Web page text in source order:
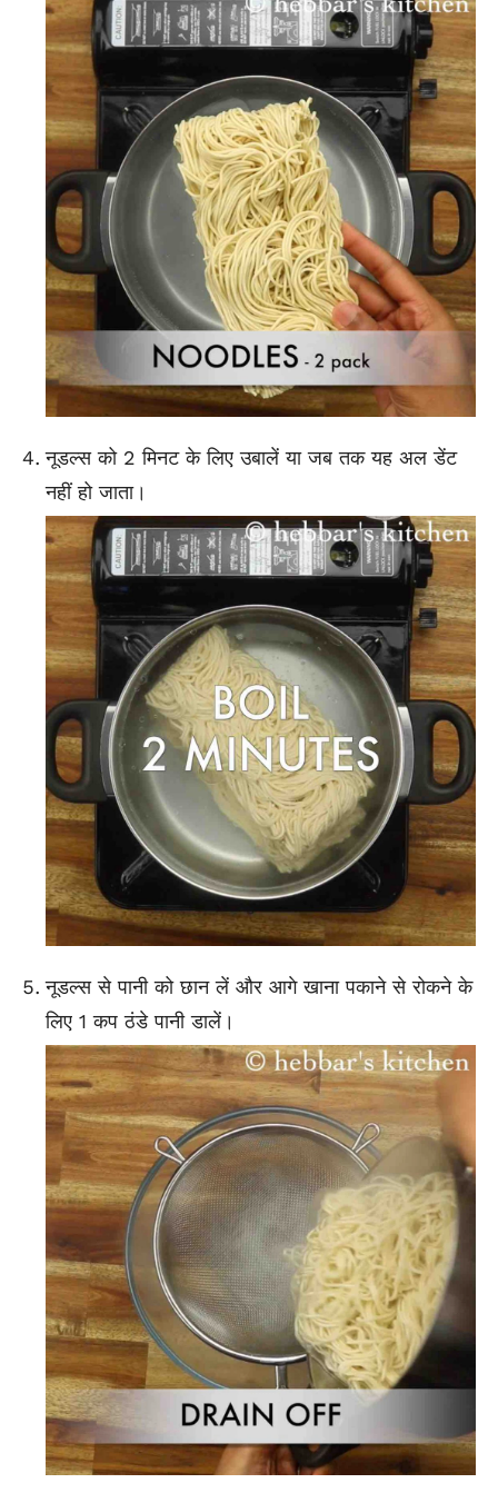
नूडल्स को 2 मिनट के लिए उबालें या जब तक यह अल डेंट
नहीं हो जाता।
नूडल्स से पानी को छान लें और आगे खाना पकाने से रोकने के
लिए 1 कप ठंडे पानी डालें।